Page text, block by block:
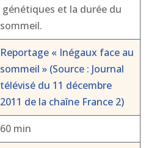
génétiques et la durée du
sommeil.
Reportage « Inégaux face au
sommeil » (Source : Journal
télévisé du 11 décembre
2011 de la chaîne France 2)
60 min